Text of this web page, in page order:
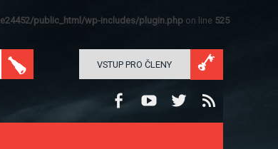
public_html/wp-includes/plugin.php on line 525
VSTUP PRO ČLENY